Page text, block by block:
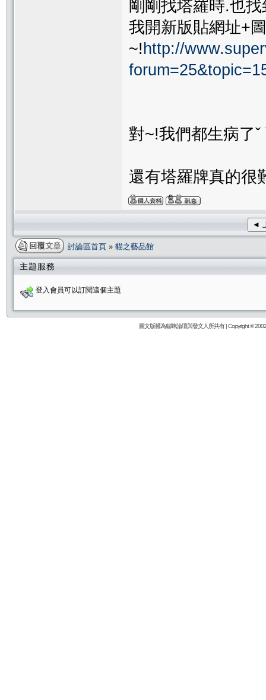
剛剛找塔羅時.也
我開新版貼網址+
~! http://
對~!我們都生病了ˇ
還有塔羅牌真的很
◄
討論區首頁 » 貓之藝品館
主題服務
登入會員可以訂閱這個主題
圖文版權為貓咪論壇與發文人所共有 | Copyright ©